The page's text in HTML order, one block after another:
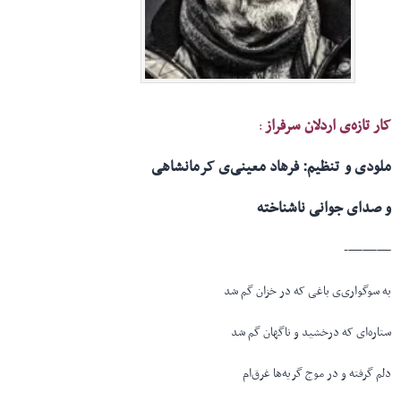
کار تازه‌ی اردلان سرفراز:
ملودی و تنظیم: فرهاد معینی‌ی ‌کرمانشاهی
و صدای جوانی ناشناخته
———-
به سوگواری‌ی باغی که در خزان گم شد
ستاره‌ای که درخشید و ناگهان گم شد
دلم گرفته و در موج گریه‌ها غرق‌ام